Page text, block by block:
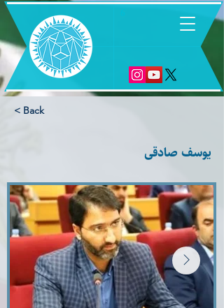
< Back
یوسف صادقی